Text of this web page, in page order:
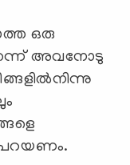
ഒരു
അവനോടു
പറയണം.